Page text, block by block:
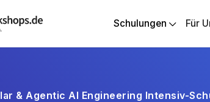
Schulungen Für
& Agentic AI Engineering Intensiv-